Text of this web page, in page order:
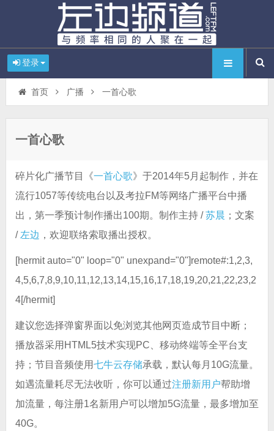
登录
首页 广播 一首心歌
一首心歌
碎片化广播节目《一首心歌》于2014年5月起制作，并在
流行1057等传统电台以及考拉FM等网络广播平台中播
出，第一季预计制作播出100期。制作主持 /苏晨 ；文案
/ 左边 ，欢迎联络索取播出授权。
[hermit auto="0" loop="0" unexpand="0"]remote#:1,2,3,
4,5,6,7,8,9,10,11,12,13,14,15,16,17,18,19,20,21,22,23,2
4[/hermit]
建议您选择弹窗界面以免浏览其他网页造成节目中断；
播放器采用HTML5技术实现PC、移动终端等全平台支
持；节目音频使用七牛云存储承载，默认每月10G流量。
如遇流量耗尽无法收听，你可以通过注册新用户帮助增
加流量，每注册1名新用户可以增加5G流量，最多增加至
40G。